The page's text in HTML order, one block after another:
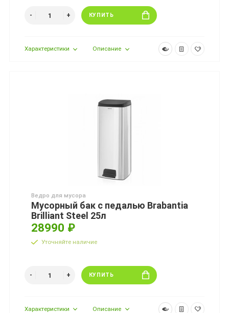
КУПИТЬ
Характеристики Описание
Ведро для мусора
Мусорный бак с педалью Brabantia
Brilliant Steel 25л
28990 ₽
Уточняйте наличие
КУПИТЬ
Характеристики Описание